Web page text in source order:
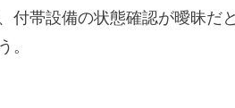
付帯設備の状態確認が曖昧だ
。